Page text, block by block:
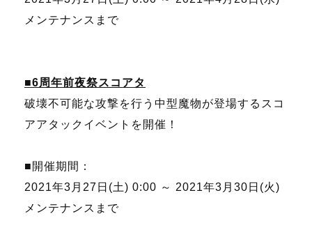
メンテナンスまで
■6周年前夜祭スコアタ
破壊不可能な攻撃を行う中型魔物が登場するスコ
アアタックイベントを開催！
■開催期間：
2021年3月27日(土) 0:00 ～ 2021年3月30日(火)
メンテナンスまで